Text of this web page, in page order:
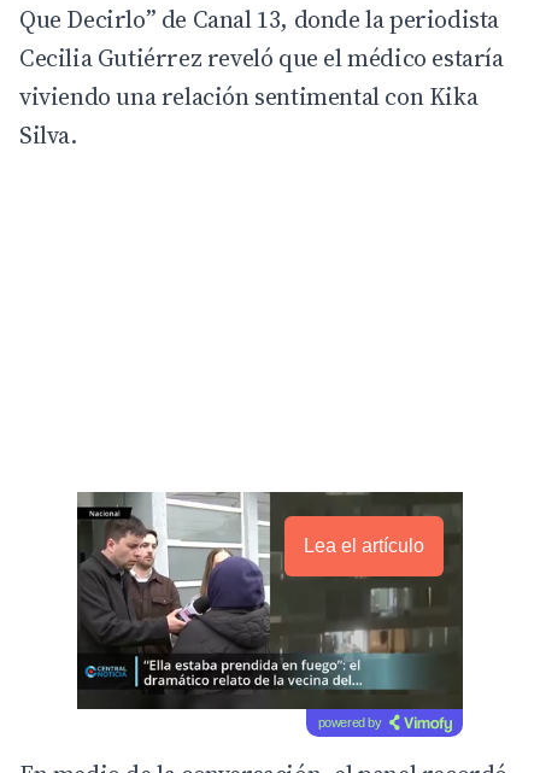
Que Decirlo” de Canal 13, donde la periodista
Cecilia Gutiérrez reveló que el médico estaría
viviendo una relación sentimental con Kika
Silva.
Lea el artículo
powered by